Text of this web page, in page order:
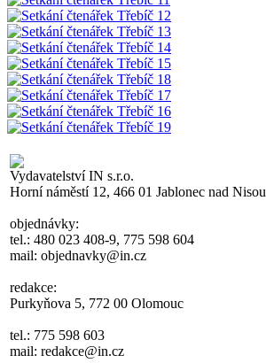
Vydavatelství IN s.r.o.
Horní náměstí 12, 466 01 Jablonec nad Nisou
objednávky:
tel.: 480 023 408-9, 775 598 604
mail: objednavky@in.cz
redakce:
Purkyňova 5, 772 00 Olomouc
tel.: 775 598 603
mail: redakce@in.cz